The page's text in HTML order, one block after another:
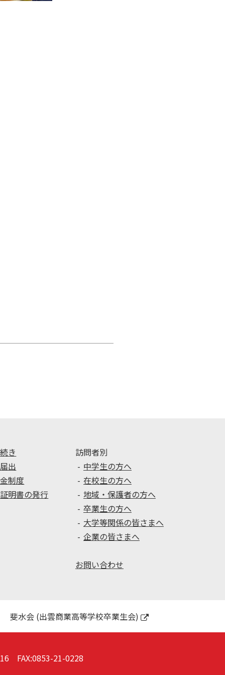
き
出
制度
明書の発行
訪問者別
中学生の方へ
在校生の方へ
地域・保護者の方へ
卒業生の方へ
大学等関係の皆さまへ
企業の皆さまへ
お問い合わせ
斐水会 (出雲商業高等学校卒業生会)
FAX:0853-21-0228